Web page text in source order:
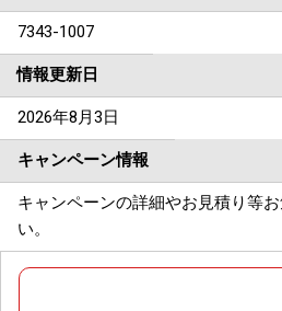
7343-1007
情報更新日
2026年8月3日
キャンペーン情報
キャンペーンの詳細やお見積り等
い。